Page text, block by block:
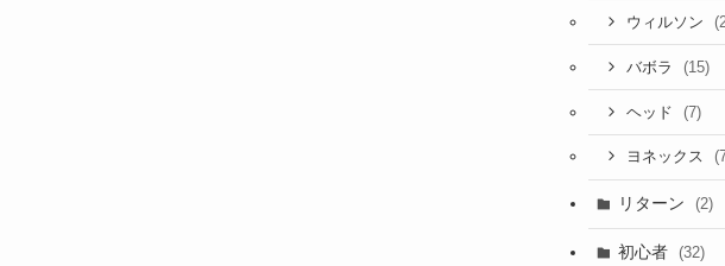
ウィルソン
バボラ (15)
ヘッド (7)
ヨネックス
リターン (2)
初心者 (32)